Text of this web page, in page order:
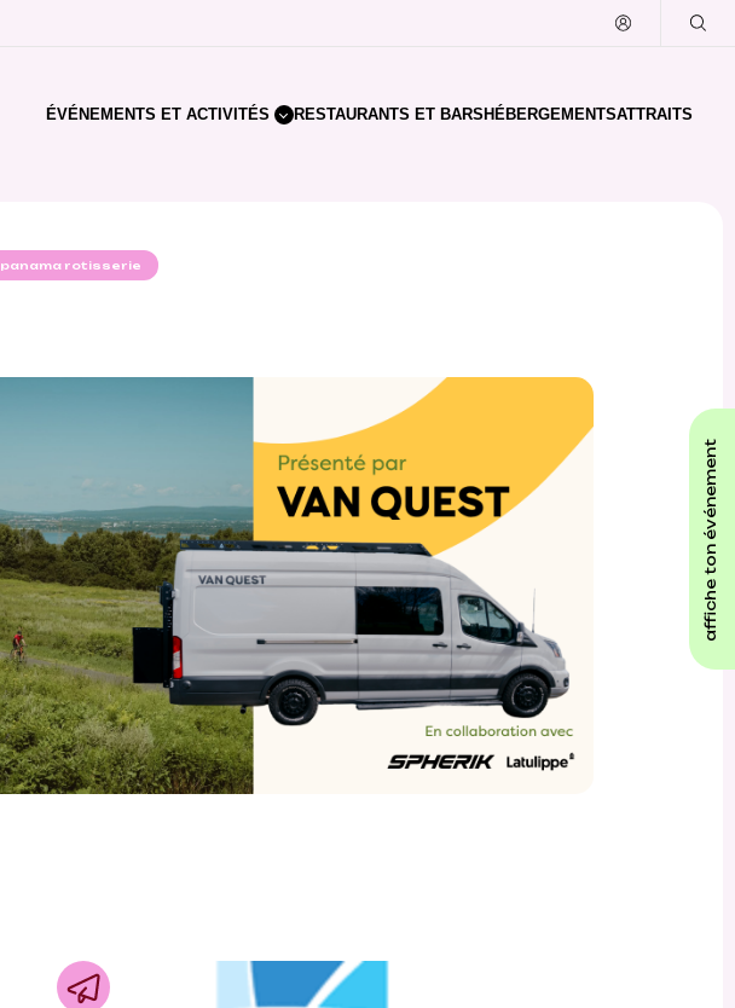
ÉVÉNEMENTS ET ACTIVITÉS RESTAURANTS ET BARS HÉBERGEMENTSATTRAITS
affiche ton événement
panama rotisserie